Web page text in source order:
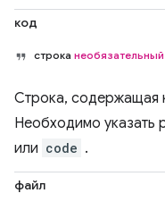
код
строка необязательный
Строка, содержащая
Необходимо указать
или code .
файл